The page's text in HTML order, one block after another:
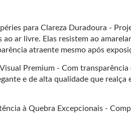
para Clareza Duradoura -
ao ar livre. Elas resistem ao
atraente mesmo após
Premium - Com
e de alta qualidade que
à Quebra Excepcionais -